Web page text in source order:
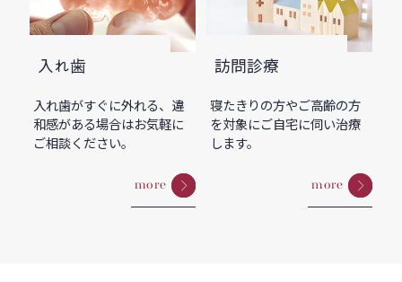
入れ歯
入れ歯がすぐに外れる、違
和感がある場合はお気軽に
ご相談ください。
more
訪問診療
寝たきりの方やご高齢の方
を対象にご自宅に伺い治療
します。
more